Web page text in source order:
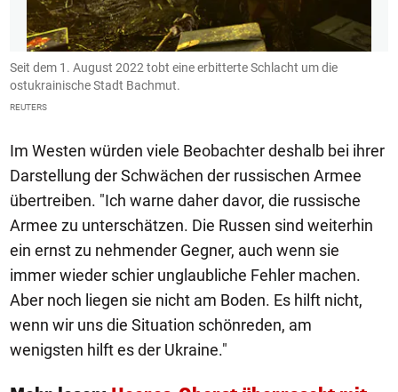
Seit dem 1. August 2022 tobt eine erbitterte Schlacht um die
ostukrainische Stadt Bachmut.
REUTERS
Im Westen würden viele Beobachter deshalb bei ihrer
Darstellung der Schwächen der russischen Armee
übertreiben. "Ich warne daher davor, die russische
Armee zu unterschätzen. Die Russen sind weiterhin
ein ernst zu nehmender Gegner, auch wenn sie
immer wieder schier unglaubliche Fehler machen.
Aber noch liegen sie nicht am Boden. Es hilft nicht,
wenn wir uns die Situation schönreden, am
wenigsten hilft es der Ukraine."